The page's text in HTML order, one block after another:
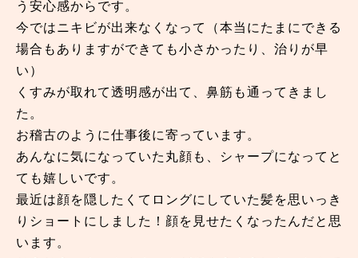
う安心感からです。
今ではニキビが出来なくなって（本当にたまにできる
場合もありますができても小さかったり、治りが早
い）
くすみが取れて透明感が出て、鼻筋も通ってきまし
た。
お稽古のように仕事後に寄っています。
あんなに気になっていた丸顔も、シャープになってと
ても嬉しいです。
最近は顔を隠したくてロングにしていた髪を思いっき
りショートにしました！顔を見せたくなったんだと思
います。